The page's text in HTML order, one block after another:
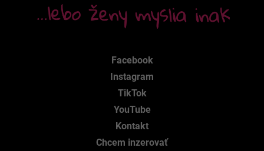
Facebook
Instagram
TikTok
YouTube
Kontakt
Chcem inzerovať